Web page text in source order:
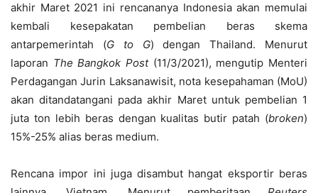
akhir Maret 2021 ini rencananya Indonesia akan memulai
kembali kesepakatan pembelian beras skema
antarpemerintah (G to G) dengan Thailand. Menurut
laporan The Bangkok Post(11/3/2021), mengutip Menteri
Perdagangan Jurin Laksanawisit, nota kesepahaman (MoU)
akan ditandatangani pada akhir Maret untuk pembelian 1
juta ton lebih beras dengan kualitas butir patah (broken)
15%-25% alias beras medium.
Rencana impor ini juga disambut hangat eksportir beras